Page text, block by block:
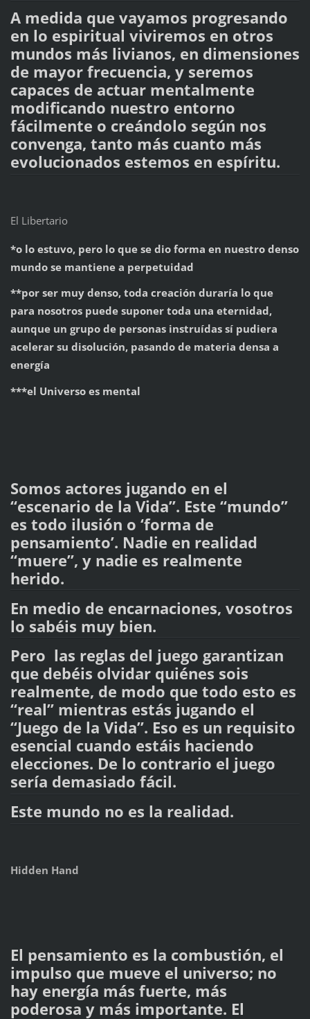
A medida que vayamos progresando
en lo espiritual viviremos en otros
mundos más livianos, en dimensiones
de mayor frecuencia, y seremos
capaces de actuar mentalmente
modificando nuestro entorno
fácilmente o creándolo según nos
convenga, tanto más cuanto más
evolucionados estemos en espíritu.
El Libertario
*o lo estuvo, pero lo que se dio forma en nuestro denso
mundo se mantiene a perpetuidad
**por ser muy denso, toda creación duraría lo que
para nosotros puede suponer toda una eternidad,
aunque un grupo de personas instruídas sí pudiera
acelerar su disolución, pasando de materia densa a
energía
***el Universo es mental
Somos actores jugando en el
“escenario de la Vida”. Este “mundo”
es todo ilusión o ‘forma de
pensamiento’. Nadie en realidad
“muere”, y nadie es realmente
herido.
En medio de encarnaciones, vosotros
lo sabéis muy bien.
Pero las reglas del juego garantizan
que debéis olvidar quiénes sois
realmente, de modo que todo esto es
“real” mientras estás jugando el
“Juego de la Vida”. Eso es un requisito
esencial cuando estáis haciendo
elecciones. De lo contrario el juego
sería demasiado fácil.
Este mundo no es la realidad.
Hidden Hand
El pensamiento es la combustión, el
impulso que mueve el universo; no
hay energía más fuerte, más
poderosa y más importante. El